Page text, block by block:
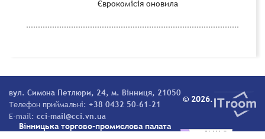
Єврокомісія оновила
вул. Симона Петлюри, 24, м. Вінниця, 21050
Телефон приймальні: +38 0432 50-61-21
E-mail: cci-mail@cci.vn.ua
© 2026.
Вінницька торгово-промислова палата
Всі права захищені